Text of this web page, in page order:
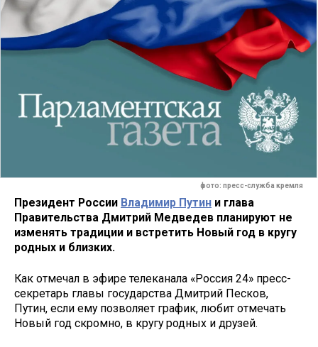
фото: пресс-служба кремля
Президент России Владимир Путин и глава
Правительства Дмитрий Медведев планируют не
изменять традиции и встретить Новый год в кругу
родных и близких.
Как отмечал в эфире телеканала «Россия 24» пресс-
секретарь главы государства Дмитрий Песков,
Путин, если ему позволяет график, любит отмечать
Новый год скромно, в кругу родных и друзей.